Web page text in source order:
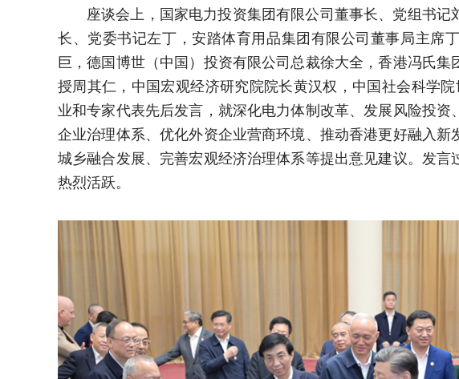
座谈会上，国家电力投资集团有限公司董事长、党组书
长、党委书记左丁，安踏体育用品集团有限公司董事局主席
巨，德国博世（中国）投资有限公司总裁徐大全，香港冯氏
授周其仁，中国宏观经济研究院院长黄汉权，中国社会科学
业和专家代表先后发言，就深化电力体制改革、发展风险投
企业治理体系、优化外资企业营商环境、推动香港更好融入
城乡融合发展、完善宏观经济治理体系等提出意见建议。发
热烈活跃。